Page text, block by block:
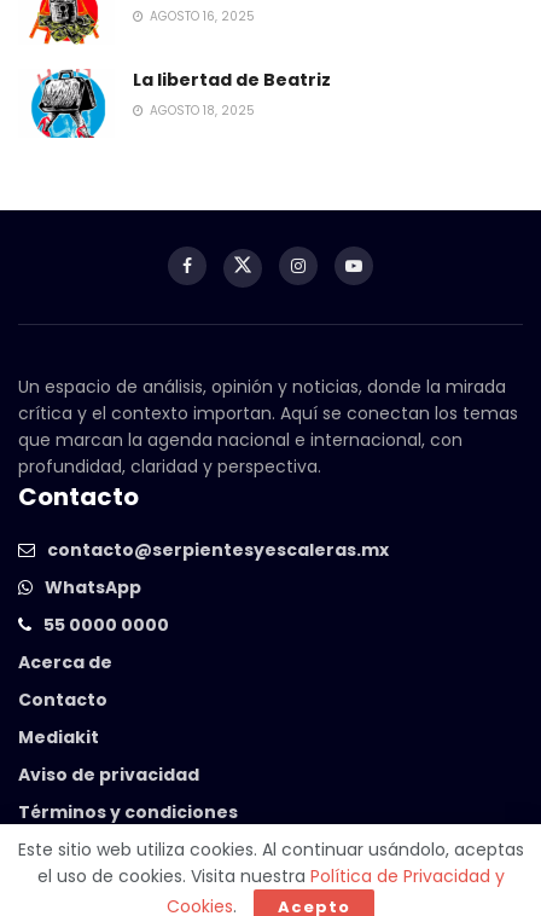
AGOSTO 16, 2025
La libertad de Beatriz
AGOSTO 18, 2025
Un espacio de análisis, opinión y noticias, donde la mirada
crítica y el contexto importan. Aquí se conectan los temas
que marcan la agenda nacional e internacional, con
profundidad, claridad y perspectiva.
Contacto
contacto@serpientesyescaleras.mx
WhatsApp
55 0000 0000
Acerca de
Contacto
Mediakit
Aviso de privacidad
Términos y condiciones
© 2025 Serpientes y Escaleras. Powered by
Este sitio web utiliza cookies. Al continuar usándolo, aceptas
el uso de cookies. Visita nuestra Política de Privacidad y
Cookies. Acepto